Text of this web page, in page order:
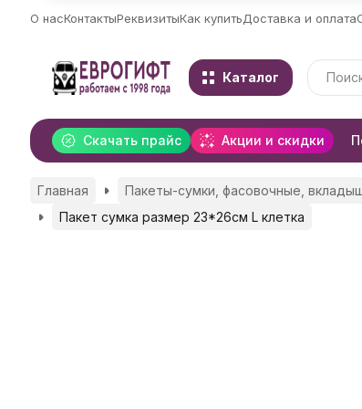
О насКонтактыРеквизитыКак купитьДоставка и оплата
Каталог
Скачать прайс Акции и скидки
Главная Пакеты-сумки, фасовочные,
Пакет сумка размер 23*26см L клетка